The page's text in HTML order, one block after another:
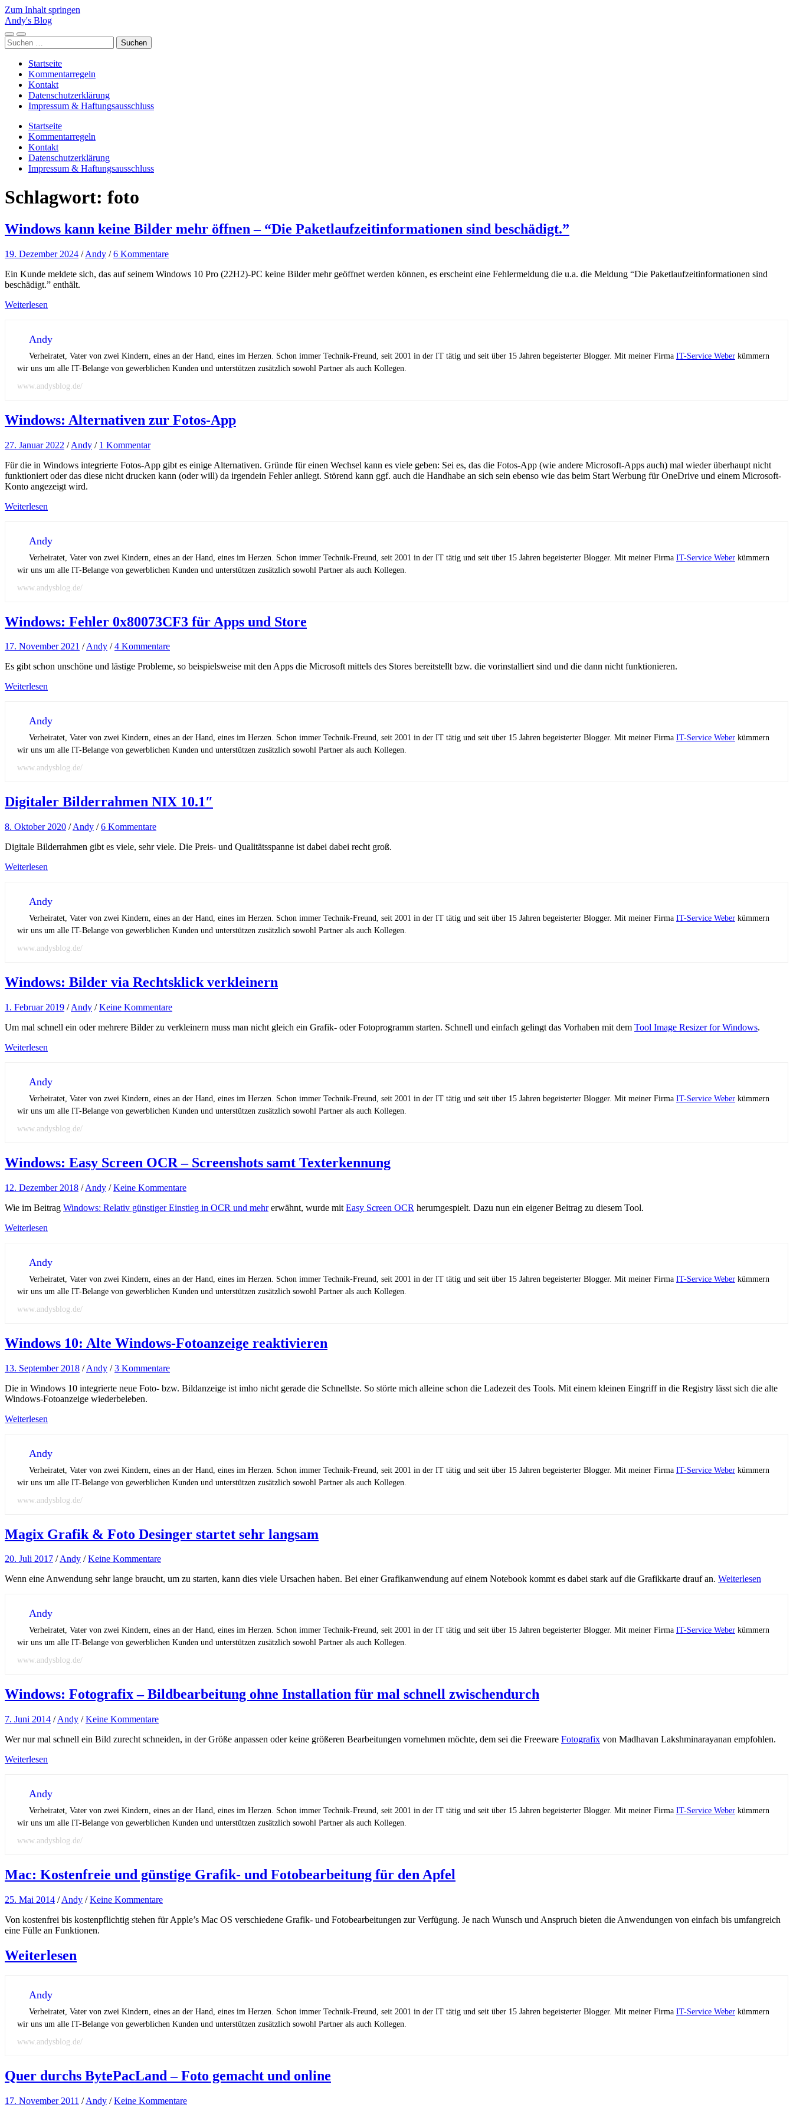
Zum Inhalt springen
Andy's Blog
Mobile-
Menü
Suchfeld
ein-/ausblenden
Suchen
nach:
Startseite
Kommentarregeln
Kontakt
Datenschutzerklärung
Impressum & Haftungsausschluss
Startseite
Kommentarregeln
Kontakt
Datenschutzerklärung
Impressum & Haftungsausschluss
Schlagwort: foto
Windows kann keine Bilder mehr öffnen – “Die Paketlaufzeitinformationen sind beschädigt.”
19. Dezember 2024 /Andy /6 Kommentare
Ein Kunde meldete sich, das auf seinem Windows 10 Pro (22H2)-PC keine Bilder mehr geöffnet werden können, es erscheint eine Fehlermeldung die u.a. die Meldung “Die Paketlaufzeitinformationen sind
beschädigt.” enthält.
Weiterlesen
Andy
Verheiratet, Vater von zwei Kindern, eines an der Hand, eines im Herzen. Schon immer Technik-Freund, seit 2001 in der IT tätig und seit über 15 Jahren begeisterter Blogger. Mit meiner Firma IT-Service Weber kümmern
wir uns um alle IT-Belange von gewerblichen Kunden und unterstützen zusätzlich sowohl Partner als auch Kollegen.
www.andysblog.de/
Windows: Alternativen zur Fotos-App
27. Januar 2022 /Andy / 1 Kommentar
Für die in Windows integrierte Fotos-App gibt es einige Alternativen. Gründe für einen Wechsel kann es viele geben: Sei es, das die Fotos-App (wie andere Microsoft-Apps auch) mal wieder überhaupt nicht
funktioniert oder das diese nicht drucken kann (oder will) da irgendein Fehler anliegt. Störend kann ggf. auch die Handhabe an sich sein ebenso wie das beim Start Werbung für OneDrive und einem Microsoft-
Konto angezeigt wird.
Weiterlesen
Andy
Verheiratet, Vater von zwei Kindern, eines an der Hand, eines im Herzen. Schon immer Technik-Freund, seit 2001 in der IT tätig und seit über 15 Jahren begeisterter Blogger. Mit meiner Firma IT-Service Weber kümmern
wir uns um alle IT-Belange von gewerblichen Kunden und unterstützen zusätzlich sowohl Partner als auch Kollegen.
www.andysblog.de/
Windows: Fehler 0x80073CF3 für Apps und Store
17. November 2021 /Andy /4 Kommentare
Es gibt schon unschöne und lästige Probleme, so beispielsweise mit den Apps die Microsoft mittels des Stores bereitstellt bzw. die vorinstalliert sind und die dann nicht funktionieren.
Weiterlesen
Andy
Verheiratet, Vater von zwei Kindern, eines an der Hand, eines im Herzen. Schon immer Technik-Freund, seit 2001 in der IT tätig und seit über 15 Jahren begeisterter Blogger. Mit meiner Firma IT-Service Weber kümmern
wir uns um alle IT-Belange von gewerblichen Kunden und unterstützen zusätzlich sowohl Partner als auch Kollegen.
www.andysblog.de/
Digitaler Bilderrahmen NIX 10.1″
8. Oktober 2020 /Andy /6 Kommentare
Digitale Bilderrahmen gibt es viele, sehr viele. Die Preis- und Qualitätsspanne ist dabei dabei recht groß.
Weiterlesen
Andy
Verheiratet, Vater von zwei Kindern, eines an der Hand, eines im Herzen. Schon immer Technik-Freund, seit 2001 in der IT tätig und seit über 15 Jahren begeisterter Blogger. Mit meiner Firma IT-Service Weber kümmern
wir uns um alle IT-Belange von gewerblichen Kunden und unterstützen zusätzlich sowohl Partner als auch Kollegen.
www.andysblog.de/
Windows: Bilder via Rechtsklick verkleinern
1. Februar 2019 /Andy /Keine Kommentare
Um mal schnell ein oder mehrere Bilder zu verkleinern muss man nicht gleich ein Grafik- oder Fotoprogramm starten. Schnell und einfach gelingt das Vorhaben mit dem Tool Image Resizer for Windows.
Weiterlesen
Andy
Verheiratet, Vater von zwei Kindern, eines an der Hand, eines im Herzen. Schon immer Technik-Freund, seit 2001 in der IT tätig und seit über 15 Jahren begeisterter Blogger. Mit meiner Firma IT-Service Weber kümmern
wir uns um alle IT-Belange von gewerblichen Kunden und unterstützen zusätzlich sowohl Partner als auch Kollegen.
www.andysblog.de/
Windows: Easy Screen OCR – Screenshots samt Texterkennung
12. Dezember 2018 /Andy /Keine Kommentare
Wie im Beitrag Windows: Relativ günstiger Einstieg in OCR und mehrerwähnt, wurde mit Easy Screen OCR herumgespielt. Dazu nun ein eigener Beitrag zu diesem Tool.
Weiterlesen
Andy
Verheiratet, Vater von zwei Kindern, eines an der Hand, eines im Herzen. Schon immer Technik-Freund, seit 2001 in der IT tätig und seit über 15 Jahren begeisterter Blogger. Mit meiner Firma IT-Service Weber kümmern
wir uns um alle IT-Belange von gewerblichen Kunden und unterstützen zusätzlich sowohl Partner als auch Kollegen.
www.andysblog.de/
Windows 10: Alte Windows-Fotoanzeige reaktivieren
13. September 2018 /Andy /3 Kommentare
Die in Windows 10 integrierte neue Foto- bzw. Bildanzeige ist imho nicht gerade die Schnellste. So störte mich alleine schon die Ladezeit des Tools. Mit einem kleinen Eingriff in die Registry lässt sich die alte
Windows-Fotoanzeige wiederbeleben.
Weiterlesen
Andy
Verheiratet, Vater von zwei Kindern, eines an der Hand, eines im Herzen. Schon immer Technik-Freund, seit 2001 in der IT tätig und seit über 15 Jahren begeisterter Blogger. Mit meiner Firma IT-Service Weber kümmern
wir uns um alle IT-Belange von gewerblichen Kunden und unterstützen zusätzlich sowohl Partner als auch Kollegen.
www.andysblog.de/
Magix Grafik & Foto Desinger startet sehr langsam
20. Juli 2017 /Andy /Keine Kommentare
Wenn eine Anwendung sehr lange braucht, um zu starten, kann dies viele Ursachen haben. Bei einer Grafikanwendung auf einem Notebook kommt es dabei stark auf die Grafikkarte drauf an. Weiterlesen
Andy
Verheiratet, Vater von zwei Kindern, eines an der Hand, eines im Herzen. Schon immer Technik-Freund, seit 2001 in der IT tätig und seit über 15 Jahren begeisterter Blogger. Mit meiner Firma IT-Service Weber kümmern
wir uns um alle IT-Belange von gewerblichen Kunden und unterstützen zusätzlich sowohl Partner als auch Kollegen.
www.andysblog.de/
Windows: Fotografix – Bildbearbeitung ohne Installation für mal schnell zwischendurch
7. Juni 2014 /Andy /Keine Kommentare
Wer nur mal schnell ein Bild zurecht schneiden, in der Größe anpassen oder keine größeren Bearbeitungen vornehmen möchte, dem sei die Freeware Fotografix von Madhavan Lakshminarayanan empfohlen.
Weiterlesen
Andy
Verheiratet, Vater von zwei Kindern, eines an der Hand, eines im Herzen. Schon immer Technik-Freund, seit 2001 in der IT tätig und seit über 15 Jahren begeisterter Blogger. Mit meiner Firma IT-Service Weber kümmern
wir uns um alle IT-Belange von gewerblichen Kunden und unterstützen zusätzlich sowohl Partner als auch Kollegen.
www.andysblog.de/
Mac: Kostenfreie und günstige Grafik- und Fotobearbeitung für den Apfel
25. Mai 2014 /Andy /Keine Kommentare
Von kostenfrei bis kostenpflichtig stehen für Apple’s Mac OS verschiedene Grafik- und Fotobearbeitungen zur Verfügung. Je nach Wunsch und Anspruch bieten die Anwendungen von einfach bis umfangreich
eine Fülle an Funktionen.
Weiterlesen
Andy
Verheiratet, Vater von zwei Kindern, eines an der Hand, eines im Herzen. Schon immer Technik-Freund, seit 2001 in der IT tätig und seit über 15 Jahren begeisterter Blogger. Mit meiner Firma IT-Service Weber kümmern
wir uns um alle IT-Belange von gewerblichen Kunden und unterstützen zusätzlich sowohl Partner als auch Kollegen.
www.andysblog.de/
Quer durchs BytePacLand – Foto gemacht und online
17. November 2011 /Andy /Keine Kommentare